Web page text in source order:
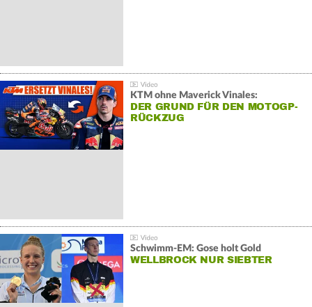
KTM ohne Maverick Vinales:
DER GRUND FÜR DEN MOTOGP-
RÜCKZUG
Schwimm-EM: Gose holt Gold
WELLBROCK NUR SIEBTER